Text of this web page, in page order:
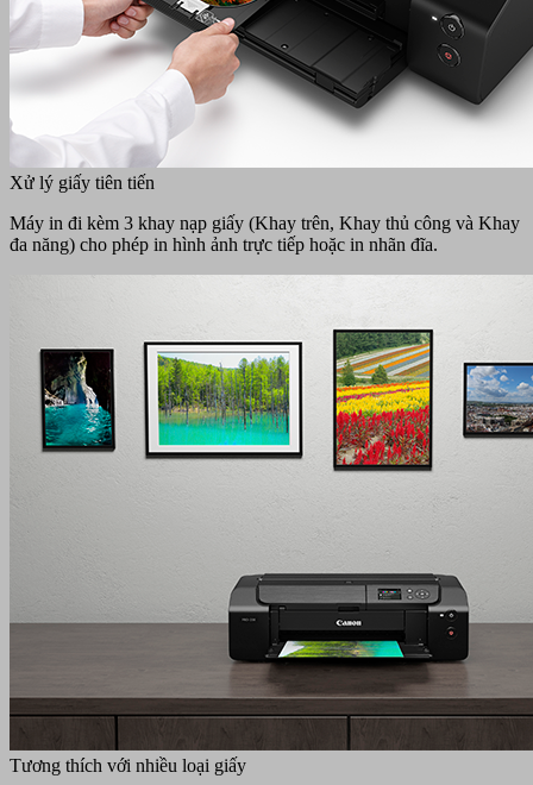
Xử lý giấy tiên tiến
Máy in đi kèm 3 khay nạp giấy (Khay trên, Khay thủ công và Khay
đa năng) cho phép in hình ảnh trực tiếp hoặc in nhãn đĩa.
Tương thích với nhiều loại giấy